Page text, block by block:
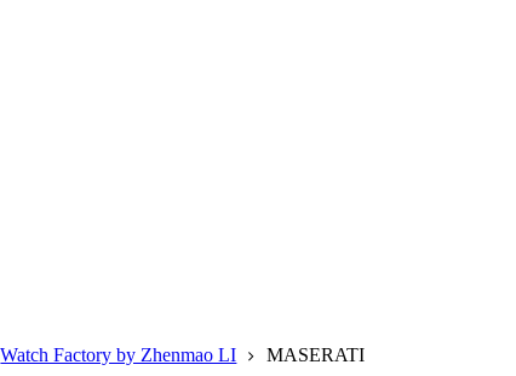
Watch Factory by Zhenmao LI MASERATI